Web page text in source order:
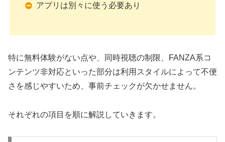
アプリは別々に使う必要あり
特に無料体験がない点や、同時視聴の制限、FANZA系コ
ンテンツ非対応といった部分は利用スタイルによって不便
さを感じやすいため、事前チェックが欠かせません。
それぞれの項目を順に解説していきます。